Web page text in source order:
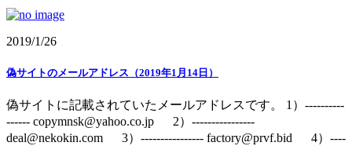
2019/1/26
偽サイトのメールアドレス（2019年1月14日）
偽サイトに記載されていたメールアドレスです。 1）----------
------ copymnsk@yahoo.co.jp 2）----------------
deal@nekokin.com 3）---------------- factory@prvf.bid 4）----